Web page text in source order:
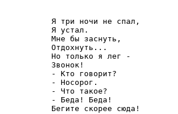
Я три ночи не спал,
Я устал.
Мне бы заснуть,
Отдохнуть...
Но только я лег -
Звонок!
- Кто говорит?
- Носорог.
- Что такое?
- Беда! Беда!
Бегите скорее сюда!